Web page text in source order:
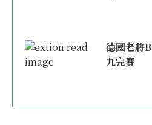
德國老將
九完賽